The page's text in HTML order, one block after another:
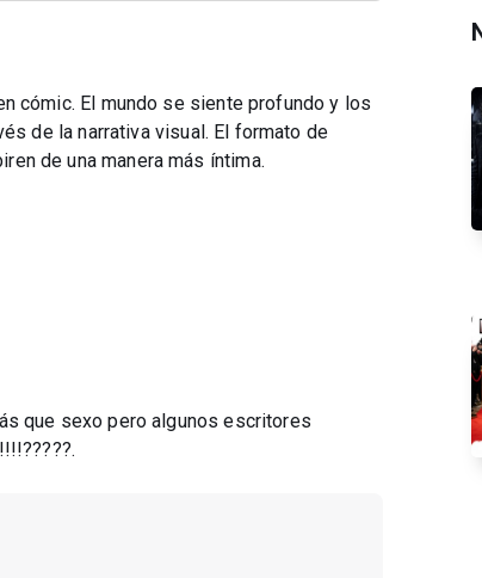
cómic. El mundo se siente profundo y los
de la narrativa visual. El formato de
de una manera más íntima.
que sexo pero algunos escritores